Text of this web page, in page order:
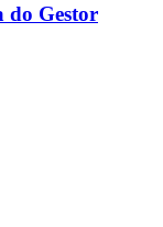
do Gestor